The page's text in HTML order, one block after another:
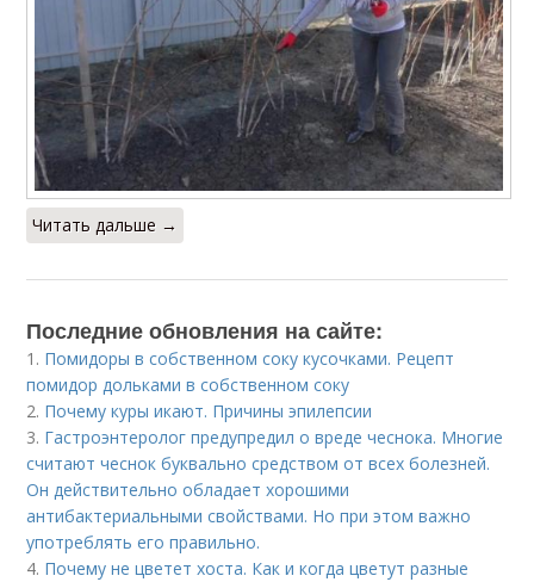
Читать дальше →
Последние обновления на сайте:
1. Помидоры в собственном соку кусочками. Рецепт
помидор дольками в собственном соку
2. Почему куры икают. Причины эпилепсии
3. Гастроэнтеролог предупредил о вреде чеснока. Многие
считают чеснок буквально средством от всех болезней.
Он действительно обладает хорошими
антибактериальными свойствами. Но при этом важно
употреблять его правильно.
4. Почему не цветет хоста. Как и когда цветут разные